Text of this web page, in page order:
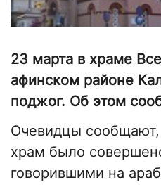
23 марта в храме
афинском районе
поджог. Об этом
Очевидцы сообщают,
храм было
говорившими на